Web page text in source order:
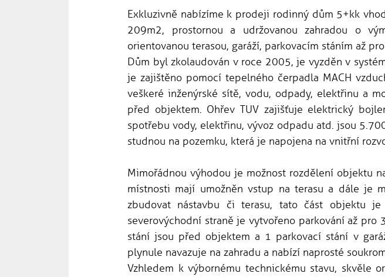
Exkluzivně nabízíme k prodeji rodinný dům 5+kk
209m2, prostornou a udržovanou zahradou o
orientovanou terasou, garáží, parkovacím stáním až
Dům byl zkolaudován v roce 2005, je vyzděn v
je zajištěno pomocí tepelného čerpadla MACH
veškeré inženýrské sítě, vodu, odpady, elektřinu a
před objektem. Ohřev TUV zajišťuje elektrický
spotřebu vody, elektřinu, vývoz odpadu atd. jsou
studnou na pozemku, která je napojena na vnitřní
Mimořádnou výhodou je možnost rozdělení objektu
místnosti mají umožněn vstup na terasu a dále je
zbudovat nástavbu či terasu, tato část objektu
severovýchodní straně je vytvořeno parkování až
stání jsou před objektem a 1 parkovací stání v
plynule navazuje na zahradu a nabízí naprosté
Vzhledem k výbornému technickému stavu, skvěle